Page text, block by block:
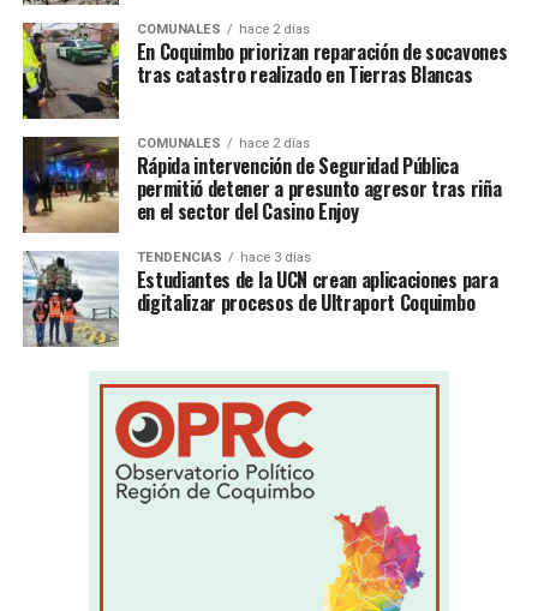
COMUNALES hace 2 días
En Coquimbo priorizan reparación de socavones
tras catastro realizado en Tierras Blancas
COMUNALES hace 2 días
Rápida intervención de Seguridad Pública
permitió detener a presunto agresor tras riña
en el sector del Casino Enjoy
TENDENCIAS hace 3 días
Estudiantes de la UCN crean aplicaciones para
digitalizar procesos de Ultraport Coquimbo